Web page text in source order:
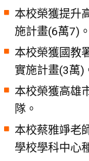
本校榮獲提升
施計畫(6萬7)。
本校榮獲國教
實施計畫(3萬)
本校榮獲高雄
隊。
本校蔡雅竫老
學校學科中心